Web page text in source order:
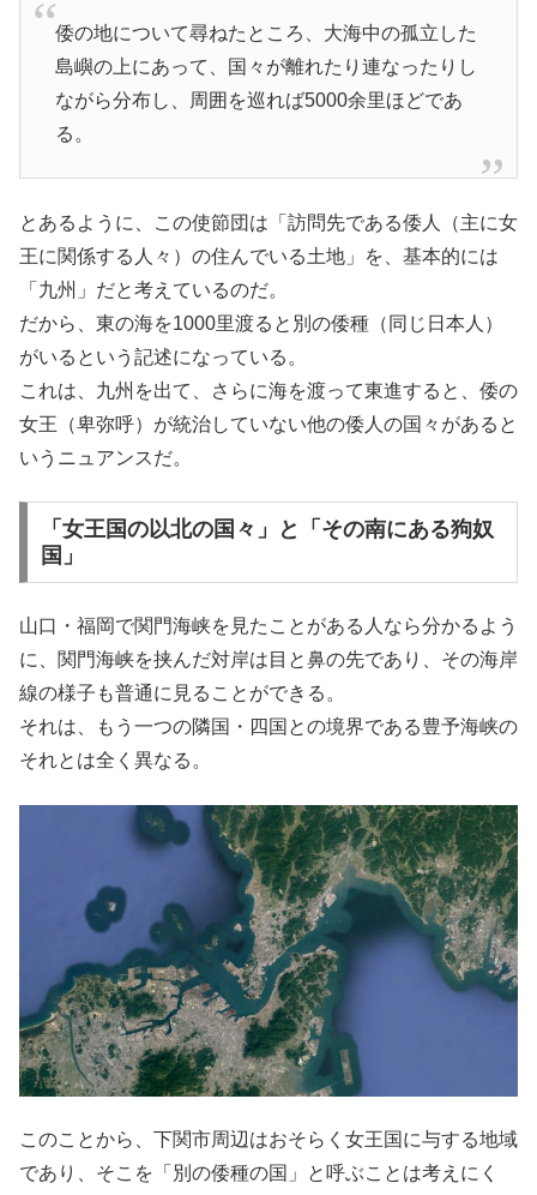
倭の地について尋ねたところ、大海中の孤立した
島嶼の上にあって、国々が離れたり連なったりし
ながら分布し、周囲を巡れば5000余里ほどであ
る。
とあるように、この使節団は「訪問先である倭人（主に女
王に関係する人々）の住んでいる土地」を、基本的には
「九州」だと考えているのだ。
だから、東の海を1000里渡ると別の倭種（同じ日本人）
がいるという記述になっている。
これは、九州を出て、さらに海を渡って東進すると、倭の
女王（卑弥呼）が統治していない他の倭人の国々があると
いうニュアンスだ。
「女王国の以北の国々」と「その南にある狗奴
国」
山口・福岡で関門海峡を見たことがある人なら分かるよう
に、関門海峡を挟んだ対岸は目と鼻の先であり、その海岸
線の様子も普通に見ることができる。
それは、もう一つの隣国・四国との境界である豊予海峡の
それとは全く異なる。
このことから、下関市周辺はおそらく女王国に与する地域
であり、そこを「別の倭種の国」と呼ぶことは考えにく